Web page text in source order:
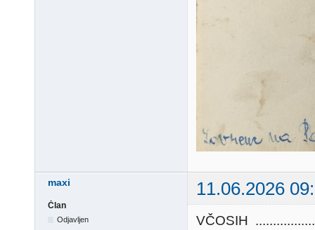
maxi 11.06.2026
Član
Odjavljen
VČOSIH